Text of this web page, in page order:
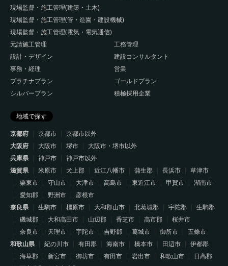
現場監督・施工管理(建築・土木)
現場監督・施工管理(管・造園・建設機械)
現場監督・施工管理(電気・電気通信)
元請施工管理
工務管理
設計・デザイン
建設コンサルタント
事務・経理
営業
プラチナプラン
ゴールドプラン
シルバープラン
積極採用企業
地域で探す
京都府
京都市
京都市以外
大阪府
大阪市 堺市
大阪市・堺市以外
兵庫県
神戸市
神戸市以外
滋賀県
米原市 犬上郡 近江八幡市 蒲生郡 長浜市
草津市
栗東市
守山市 大津市 高島市 東近江市 甲賀市
湖南市
愛知郡
野洲市
彦根市
奈良県
生駒市 橿原市 大和郡山市 北葛城郡 宇陀郡
生駒郡
磯城郡
大和高田市 山辺郡 香芝市 高市郡
桜井市
奈良市
天理市 宇陀市 吉野郡 葛城市 御所市
五條市
和歌山県
紀の川市 有田郡 海南市 橋本市 田辺市
伊都郡
海草郡
新宮市 御坊市 有田市 岩出市 和歌山市
日高郡